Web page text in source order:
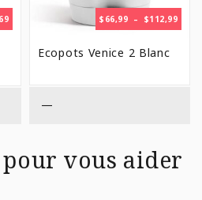
$ 66,99 – $112,99
DE
Ecopots Venice 2 Blanc
—
pour vous aider